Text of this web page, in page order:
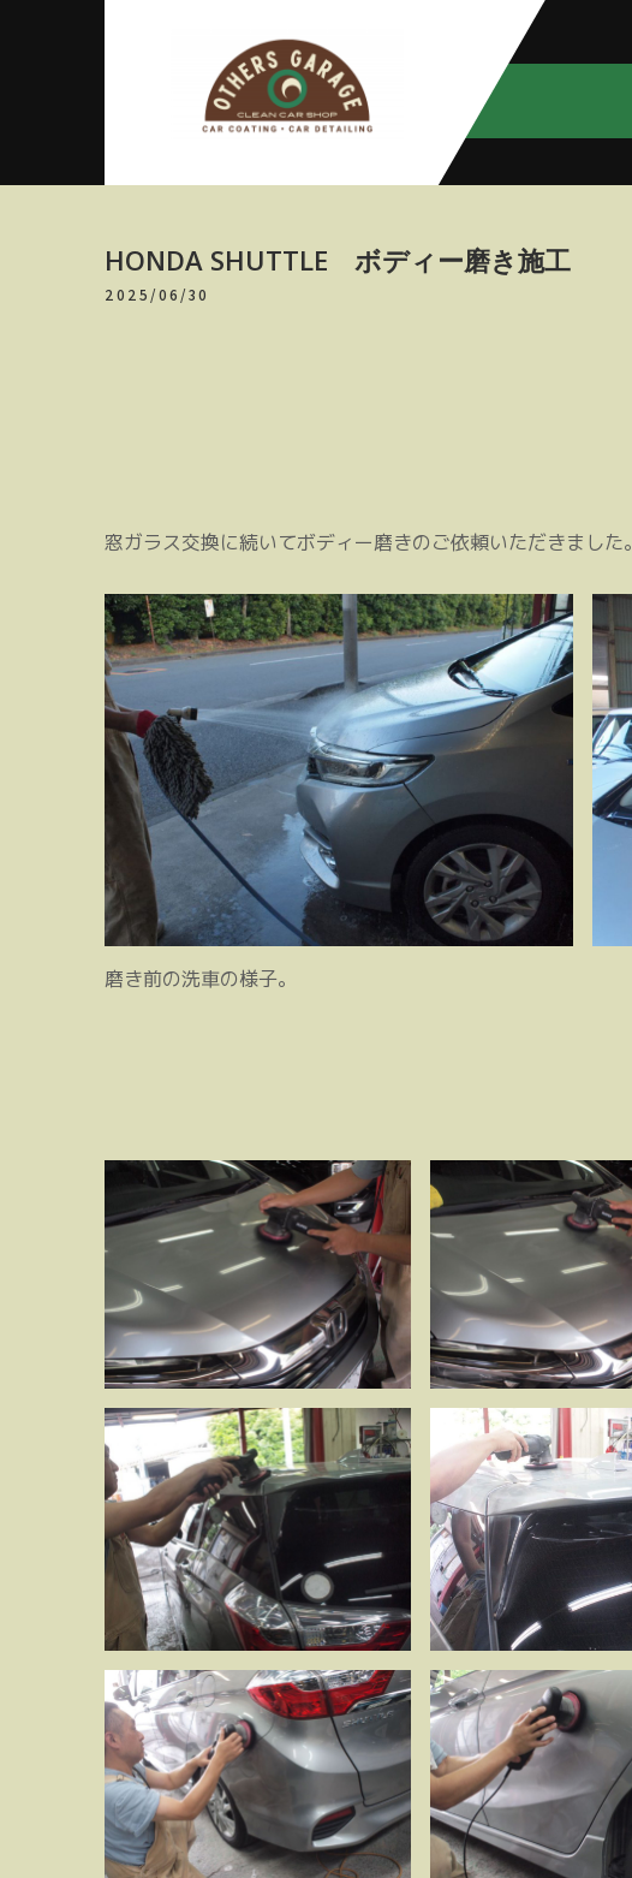
アザースガ
テナンス
HONDA SHUTTLE ボディー磨き施工
2025/06/30
窓ガラス交換に続いてボディー磨きのご依頼いただきました。
磨き前の洗車の様子。